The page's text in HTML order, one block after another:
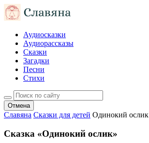
Аудиосказки
Аудиорассказы
Сказки
Загадки
Песни
Стихи
Отмена
Славяна Сказки для детей Одинокий ослик
Сказка «Одинокий ослик»